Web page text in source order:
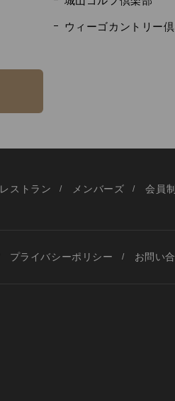
ウィーゴカントリー
レストラン メンバーズ 会員
プライバシーポリシー お問い